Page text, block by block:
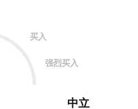
买入
强烈买入
中立